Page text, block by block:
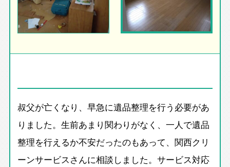
叔父が亡くなり、早急に遺品整理を行う必要があ
りました。生前あまり関わりがなく、一人で遺品
整理を行えるか不安だったのもあって、関西クリ
ーンサービスさんに相談しました。サービス対応